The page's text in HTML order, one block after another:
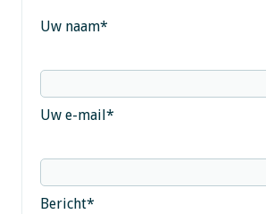
Uw naam*
Uw e-mail*
Bericht*